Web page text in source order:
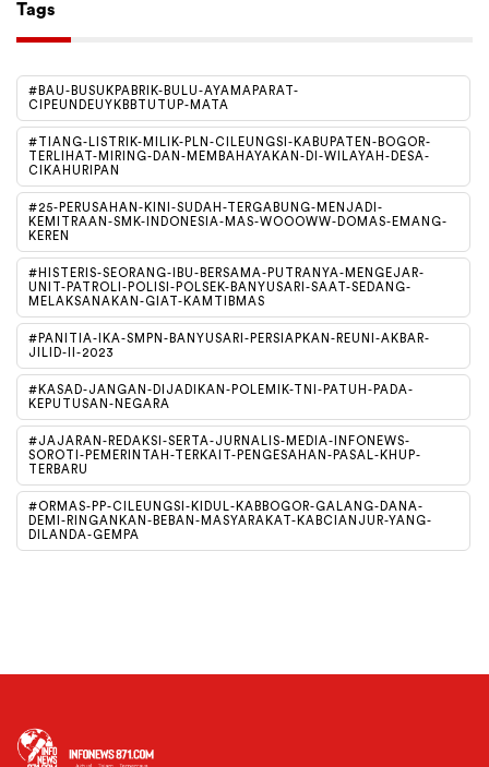
Tags
#BAU-BUSUKPABRIK-BULU-AYAMAPARAT-
CIPEUNDEUYKBBTUTUP-MATA
#TIANG-LISTRIK-MILIK-PLN-CILEUNGSI-KABUPATEN-BOGOR-
TERLIHAT-MIRING-DAN-MEMBAHAYAKAN-DI-WILAYAH-DESA-
CIKAHURIPAN
#25-PERUSAHAN-KINI-SUDAH-TERGABUNG-MENJADI-
KEMITRAAN-SMK-INDONESIA-MAS-WOOOWW-DOMAS-EMANG-
KEREN
#HISTERIS-SEORANG-IBU-BERSAMA-PUTRANYA-MENGEJAR-
UNIT-PATROLI-POLISI-POLSEK-BANYUSARI-SAAT-SEDANG-
MELAKSANAKAN-GIAT-KAMTIBMAS
#PANITIA-IKA-SMPN-BANYUSARI-PERSIAPKAN-REUNI-AKBAR-
JILID-II-2023
#KASAD-JANGAN-DIJADIKAN-POLEMIK-TNI-PATUH-PADA-
KEPUTUSAN-NEGARA
#JAJARAN-REDAKSI-SERTA-JURNALIS-MEDIA-INFONEWS-
SOROTI-PEMERINTAH-TERKAIT-PENGESAHAN-PASAL-KHUP-
TERBARU
#ORMAS-PP-CILEUNGSI-KIDUL-KABBOGOR-GALANG-DANA-
DEMI-RINGANKAN-BEBAN-MASYARAKAT-KABCIANJUR-YANG-
DILANDA-GEMPA